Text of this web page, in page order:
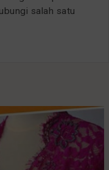
salah satu